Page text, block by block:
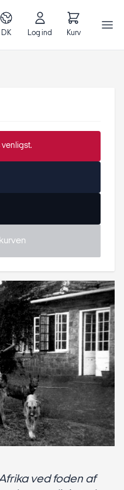
DK Log ind Kurv
ved foden af
venligst.